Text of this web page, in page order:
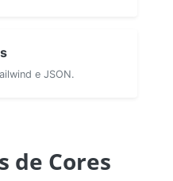
e JSON.
de Cores